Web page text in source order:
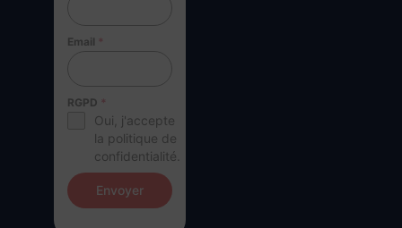
Email *
RGPD *
Oui, j'accepte
la politique de
confidentialité.
Envoyer